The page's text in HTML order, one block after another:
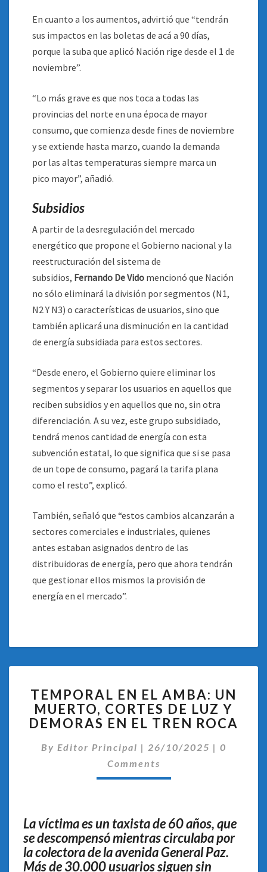
En cuanto a los aumentos, advirtió que “tendrán
sus impactos en las boletas de acá a 90 días,
porque la suba que aplicó Nación rige desde el 1 de
noviembre”.
“Lo más grave es que nos toca a todas las
provincias del norte en una época de mayor
consumo, que comienza desde fines de noviembre
y se extiende hasta marzo, cuando la demanda
por las altas temperaturas siempre marca un
pico mayor”, añadió.
Subsidios
A partir de la desregulación del mercado
energético que propone el Gobierno nacional y la
reestructuración del sistema de
subsidios, Fernando De Vido mencionó que Nación
no sólo eliminará la división por segmentos (N1,
N2 Y N3) o características de usuarios, sino que
también aplicará una disminución en la cantidad
de energía subsidiada para estos sectores.
“Desde enero, el Gobierno quiere eliminar los
segmentos y separar los usuarios en aquellos que
reciben subsidios y en aquellos que no, sin otra
diferenciación. A su vez, este grupo subsidiado,
tendrá menos cantidad de energía con esta
subvención estatal, lo que significa que si se pasa
de un tope de consumo, pagará la tarifa plana
como el resto”, explicó.
También, señaló que “estos cambios alcanzarán a
sectores comerciales e industriales, quienes
antes estaban asignados dentro de las
distribuidoras de energía, pero que ahora tendrán
que gestionar ellos mismos la provisión de
energía en el mercado”.
EN
EL
AMBA:
MUERTO,
CORTES
EN
EL
TREN
ROCA
TEMPORAL EN EL AMBA: UN
MUERTO, CORTES DE LUZ Y
DEMORAS EN EL TREN ROCA
By Editor Principal | 26/10/2025 | 0
Comments
La víctima es un taxista de 60 años, que
se descompensó mientras circulaba por
la colectora de la avenida General Paz.
Más de 30.000 usuarios siguen sin